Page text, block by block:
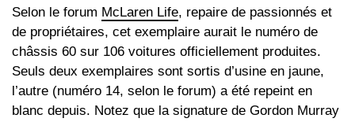
Selon le forum McLaren Life, repaire de passionnés et
de propriétaires, cet exemplaire aurait le numéro de
châssis 60 sur 106 voitures officiellement produites.
Seuls deux exemplaires sont sortis d’usine en jaune,
l’autre (numéro 14, selon le forum) a été repeint en
blanc depuis. Notez que la signature de Gordon Murray